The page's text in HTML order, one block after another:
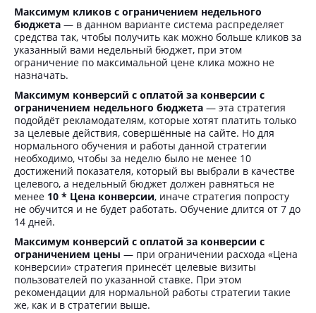
Максимум кликов с ограничением недельного
бюджета — в данном варианте система распределяет
средства так, чтобы получить как можно больше кликов за
указанный вами недельный бюджет, при этом
ограничение по максимальной цене клика можно не
назначать.
Максимум конверсий с оплатой за конверсии с
ограничением недельного бюджета — эта стратегия
подойдёт рекламодателям, которые хотят платить только
за целевые действия, совершённые на сайте. Но для
нормального обучения и работы данной стратегии
необходимо, чтобы за неделю было не менее 10
достижений показателя, который вы выбрали в качестве
целевого, а недельный бюджет должен равняться не
менее 10 * Цена конверсии, иначе стратегия попросту
не обучится и не будет работать. Обучение длится от 7 до
14 дней.
Максимум конверсий с оплатой за конверсии с
ограничением цены — при ограничении расхода «Цена
конверсии» стратегия принесёт целевые визиты
пользователей по указанной ставке. При этом
рекомендации для нормальной работы стратегии такие
же, как и в стратегии выше.